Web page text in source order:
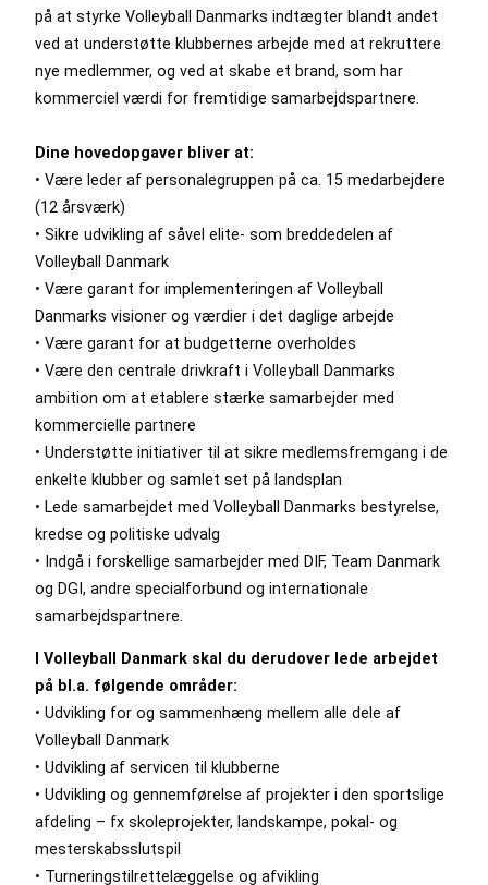
på at styrke Volleyball Danmarks indtægter blandt andet
ved at understøtte klubbernes arbejde med at rekruttere
nye medlemmer, og ved at skabe et brand, som har
kommerciel værdi for fremtidige samarbejdspartnere.
Dine hovedopgaver bliver at:
• Være leder af personalegruppen på ca. 15 medarbejdere
(12 årsværk)
• Sikre udvikling af såvel elite- som breddedelen af
Volleyball Danmark
• Være garant for implementeringen af Volleyball
Danmarks visioner og værdier i det daglige arbejde
• Være garant for at budgetterne overholdes
• Være den centrale drivkraft i Volleyball Danmarks
ambition om at etablere stærke samarbejder med
kommercielle partnere
• Understøtte initiativer til at sikre medlemsfremgang i de
enkelte klubber og samlet set på landsplan
• Lede samarbejdet med Volleyball Danmarks bestyrelse,
kredse og politiske udvalg
• Indgå i forskellige samarbejder med DIF, Team Danmark
og DGI, andre specialforbund og internationale
samarbejdspartnere.
I Volleyball Danmark skal du derudover lede arbejdet
på bl.a. følgende områder:
• Udvikling for og sammenhæng mellem alle dele af
Volleyball Danmark
• Udvikling af servicen til klubberne
• Udvikling og gennemførelse af projekter i den sportslige
afdeling – fx skoleprojekter, landskampe, pokal- og
mesterskabsslutspil
• Turneringstilrettelæggelse og afvikling